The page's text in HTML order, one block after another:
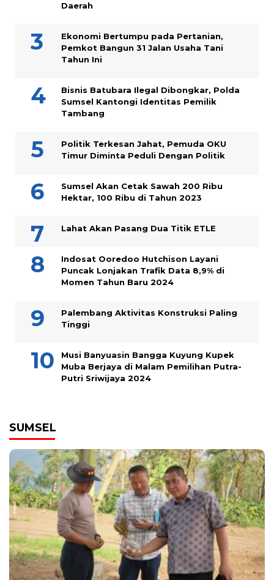
Daerah
Ekonomi Bertumpu pada Pertanian,
Pemkot Bangun 31 Jalan Usaha Tani
Tahun Ini
Bisnis Batubara Ilegal Dibongkar, Polda
Sumsel Kantongi Identitas Pemilik
Tambang
Politik Terkesan Jahat, Pemuda OKU
Timur Diminta Peduli Dengan Politik
Sumsel Akan Cetak Sawah 200 Ribu
Hektar, 100 Ribu di Tahun 2023
Lahat Akan Pasang Dua Titik ETLE
Indosat Ooredoo Hutchison Layani
Puncak Lonjakan Trafik Data 8,9% di
Momen Tahun Baru 2024
Palembang Aktivitas Konstruksi Paling
Tinggi
Musi Banyuasin Bangga Kuyung Kupek
Muba Berjaya di Malam Pemilihan Putra-
Putri Sriwijaya 2024
SUMSEL